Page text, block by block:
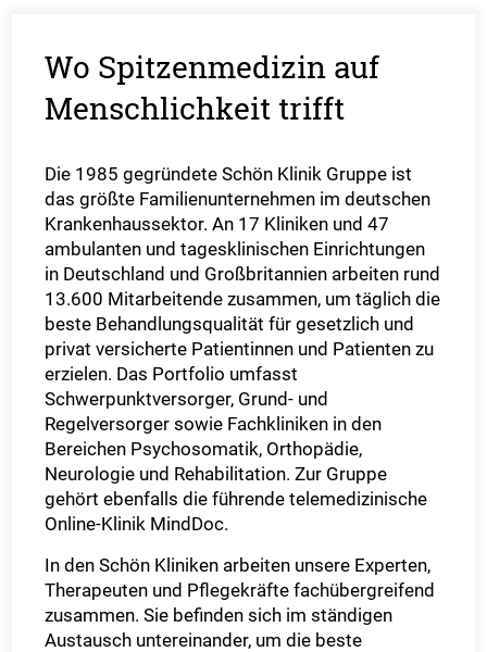
Wo Spitzenmedizin auf
Menschlichkeit trifft
Die 1985 gegründete Schön Klinik Gruppe ist
das größte Familienunternehmen im deutschen
Krankenhaussektor. An 17 Kliniken und 47
ambulanten und tagesklinischen Einrichtungen
in Deutschland und Großbritannien arbeiten rund
13.600 Mitarbeitende zusammen, um täglich die
beste Behandlungsqualität für gesetzlich und
privat versicherte Patientinnen und Patienten zu
erzielen. Das Portfolio umfasst
Schwerpunktversorger, Grund- und
Regelversorger sowie Fachkliniken in den
Bereichen Psychosomatik, Orthopädie,
Neurologie und Rehabilitation. Zur Gruppe
gehört ebenfalls die führende telemedizinische
Online-Klinik MindDoc.
In den Schön Kliniken arbeiten unsere Experten,
Therapeuten und Pflegekräfte fachübergreifend
zusammen. Sie befinden sich im ständigen
Austausch untereinander, um die beste